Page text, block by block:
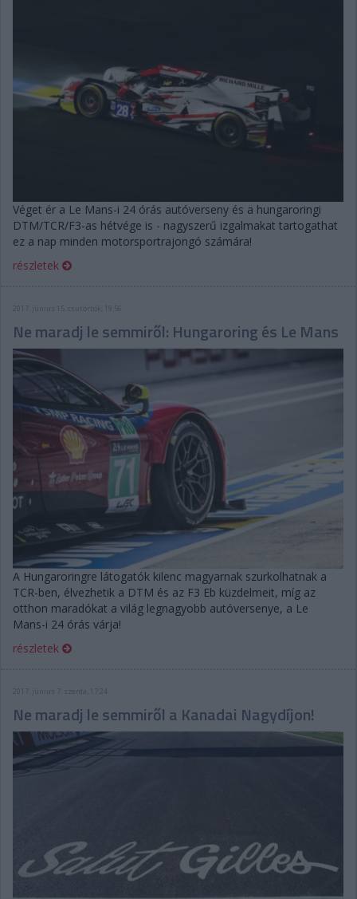
Véget ér a Le Mans-i 24 órás autóverseny és a hungaroringi
DTM/TCR/F3-as hétvége is - nagyszerű izgalmakat tartogathat
ez a nap minden motorsportrajongó számára!
részletek
2017. június 15. csütörtök, 19:56
Ne maradj le semmiről: Hungaroring és Le Mans
A Hungaroringre látogatók kilenc magyarnak szurkolhatnak a
TCR-ben, élvezhetik a DTM és az F3 Eb küzdelmeit, míg az
otthon maradókat a világ legnagyobb autóversenye, a Le
Mans-i 24 órás várja!
részletek
2017. június 7. szerda, 17:24
Ne maradj le semmiről a Kanadai Nagydíjon!